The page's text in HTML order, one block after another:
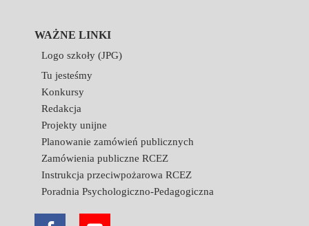
WAŻNE LINKI
Logo szkoły (JPG)
Tu jesteśmy
Konkursy
Redakcja
Projekty unijne
Planowanie zamówień publicznych
Zamówienia publiczne RCEZ
Instrukcja przeciwpożarowa RCEZ
Poradnia Psychologiczno-Pedagogiczna